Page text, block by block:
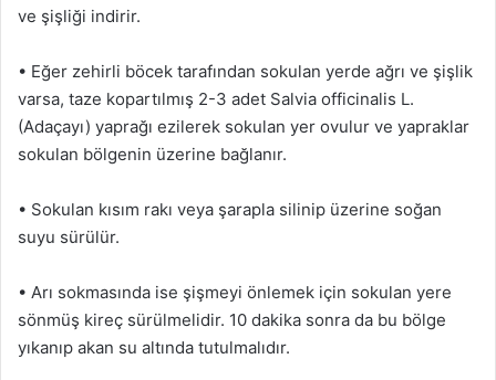
ve şişliği indirir.
• Eğer zehirli böcek tarafından sokulan yerde ağrı ve şişlik
varsa, taze kopartılmış 2-3 adet Salvia officinalis L.
(Adaçayı) yaprağı ezilerek sokulan yer ovulur ve yapraklar
sokulan bölgenin üzerine bağlanır.
• Sokulan kısım rakı veya şarapla silinip üzerine soğan
suyu sürülür.
• Arı sokmasında ise şişmeyi önlemek için sokulan yere
sönmüş kireç sürülmelidir. 10 dakika sonra da bu bölge
yıkanıp akan su altında tutulmalıdır.